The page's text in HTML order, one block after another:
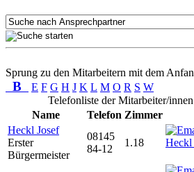
Sprung zu den Mitarbeitern mit dem
B E F G H J K L M O R S W
Telefonliste der Mitarbeiter/
Name
Telefon Zimmer
Heckl Josef
Erster
Bürgermeister
08145
84-12
1.18